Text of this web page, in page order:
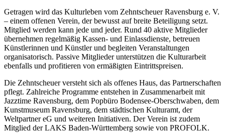
Getragen wird das Kulturleben vom Zehntscheuer Ravensburg e. V.
– einem offenen Verein, der bewusst auf breite Beteiligung setzt.
Mitglied werden kann jede und jeder. Rund 40 aktive Mitglieder
übernehmen regelmäßig Kassen- und Einlassdienste, betreuen
Künstlerinnen und Künstler und begleiten Veranstaltungen
organisatorisch. Passive Mitglieder unterstützen die Kulturarbeit
ebenfalls und profitieren von ermäßigten Eintrittspreisen.
Die Zehntscheuer versteht sich als offenes Haus, das Partnerschaften
pflegt. Zahlreiche Programme entstehen in Zusammenarbeit mit
Jazztime Ravensburg, dem Popbüro Bodensee-Oberschwaben, dem
Kunstmuseum Ravensburg, dem städtischen Kulturamt, der
Weltpartner eG und weiteren Initiativen. Der Verein ist zudem
Mitglied der LAKS Baden-Württemberg sowie von PROFOLK.